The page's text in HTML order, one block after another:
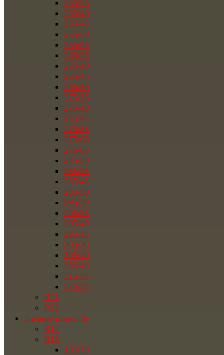
255/35
255/40
255/45
255/50
255/55
265/35
265/40
265/45
265/50
275/35
275/40
275/45
275/55
275/60
275/65
285/30
285/35
285/45
285/50
295/30
295/35
295/40
295/45
305/30
305/40
305/45
315/35
325/35
R21
R22
Зимние шины бу
R12
R13
135/70